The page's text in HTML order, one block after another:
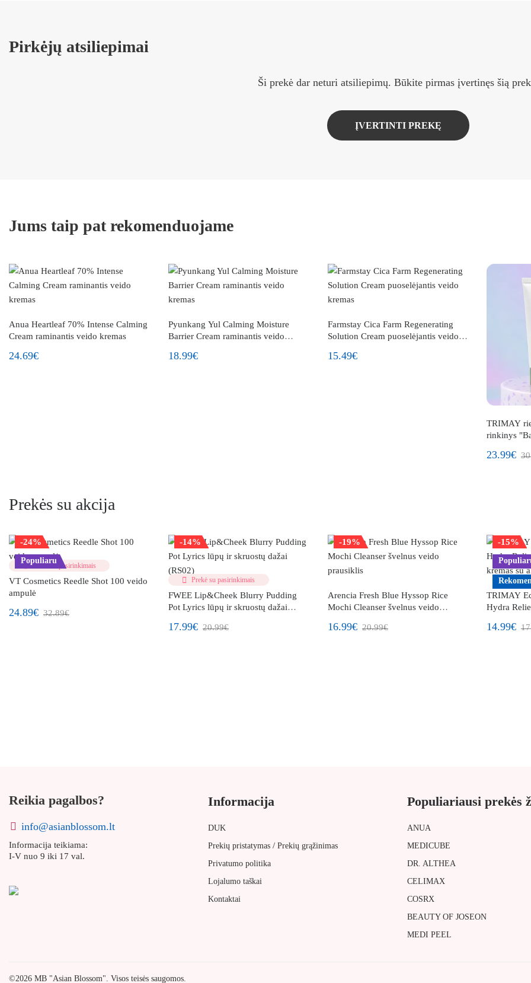
Pirkėjų atsiliepimai
Ši prekė dar neturi atsiliepimų. Būkite pirmas įvertinęs šią
ĮVERTINTI PREKĘ
Jums taip pat rekomenduojame
Anua Heartleaf 70% Intense Calming
Cream raminantis veido kremas
24.69€
Pyunkang Yul Calming Moisture
Barrier Cream raminantis veido
18.99€
Farmstay Cica Farm Regenerating
Solution Cream puoselėjantis veido
15.49€
TRIMAY
rinkinys
23.99€
Prekės su akcija
-24%
Populiaru
Prekė su pasirinkimais
VT Cosmetics Reedle Shot 100 veido
ampulė
24.89€ 32.89€
-14%
Prekė su pasirinkimais
FWEE Lip&Cheek Blurry Pudding
Pot Lyrics lūpų ir skruostų dažai
17.99€ 20.99€
-19%
Arencia Fresh Blue Hyssop Rice
Mochi Cleanser švelnus veido
16.99€ 20.99€
-15%
TRIMAY
Hydra
14.99€
Reikia pagalbos?
info@asianblossom.lt
Informacija teikiama:
I-V nuo 9 iki 17 val.
Informacija
DUK
Prekių pristatymas / Prekių grąžinimas
Privatumo politika
Lojalumo taškai
Kontaktai
Populiariausi prekės
ANUA
MEDICUBE
DR. ALTHEA
CELIMAX
COSRX
BEAUTY OF JOSEON
MEDI PEEL
©2026 MB "Asian Blossom". Visos teisės saugomos.